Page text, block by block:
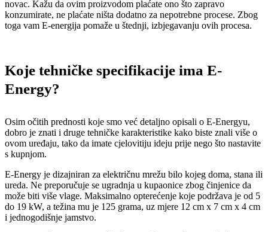
novac. Kažu da ovim proizvodom plaćate ono što zapravo
konzumirate, ne plaćate ništa dodatno za nepotrebne procese. Zbog
toga vam E-energija pomaže u štednji, izbjegavanju ovih procesa.
Koje tehničke specifikacije ima E-
Energy?
Osim očitih prednosti koje smo već detaljno opisali o E-Energyu,
dobro je znati i druge tehničke karakteristike kako biste znali više o
ovom uređaju, tako da imate cjelovitiju ideju prije nego što nastavite
s kupnjom.
E-Energy je dizajniran za električnu mrežu bilo kojeg doma, stana ili
ureda. Ne preporučuje se ugradnja u kupaonice zbog činjenice da
može biti više vlage. Maksimalno opterećenje koje podržava je od 5
do 19 kW, a težina mu je 125 grama, uz mjere 12 cm x 7 cm x 4 cm
i jednogodišnje jamstvo.